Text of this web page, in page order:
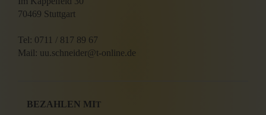
70469 Stuttgart
Tel: 0711 / 817 89 67
Mail: uu.schneider@t-online.de
BEZAHLEN MIT